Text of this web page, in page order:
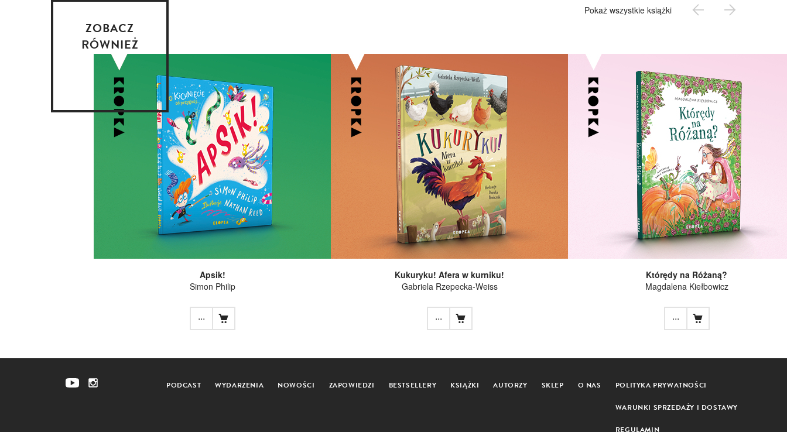
ZOBACZ
RÓWNIEŻ
Pokaż wszystkie książki
Apsik!
Simon Philip
...
Kukuryku! Afera w kurniku!
Gabriela Rzepecka-Weiss
...
Którędy na Różaną?
Magdalena Kiełbowicz
...
PODCAST WYDARZENIA NOWOŚCI ZAPOWIEDZI BESTSELLERY KSIĄŻKI AUTORZY SKLEP O NAS POLITYKA PRYWATNOŚCI
WARUNKI SPRZEDAŻY I DOSTAWY
REGULAMIN